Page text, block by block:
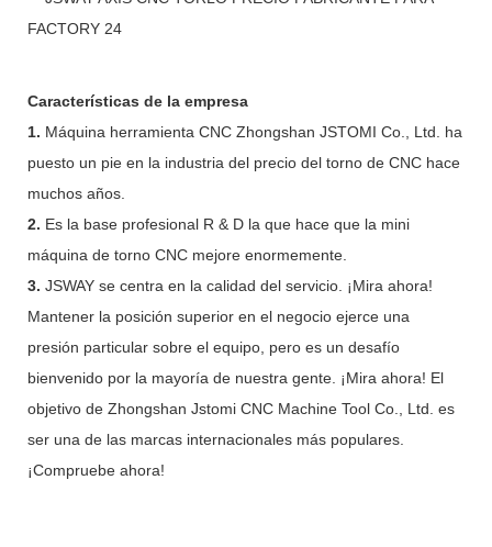
Características de la empresa
1. Máquina herramienta CNC Zhongshan JSTOMI Co., Ltd. ha
puesto un pie en la industria del precio del torno de CNC hace
muchos años.
2. Es la base profesional R & D la que hace que la mini
máquina de torno CNC mejore enormemente.
3. JSWAY se centra en la calidad del servicio. ¡Mira ahora!
Mantener la posición superior en el negocio ejerce una
presión particular sobre el equipo, pero es un desafío
bienvenido por la mayoría de nuestra gente. ¡Mira ahora! El
objetivo de Zhongshan Jstomi CNC Machine Tool Co., Ltd. es
ser una de las marcas internacionales más populares.
¡Compruebe ahora!